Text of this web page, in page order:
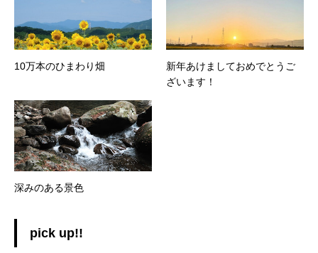
10万本のひまわり畑
新年あけましておめでとうご
ざいます！
深みのある景色
pick up!!